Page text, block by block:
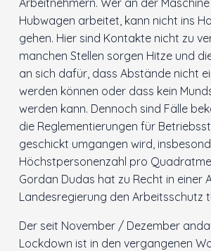
Hubwagen arbeitet, kann nicht ins
gehen. Hier sind Kontakte nicht zu
manchen Stellen sorgen Hitze und
an sich dafür, dass Abstände nicht
werden können oder dass kein
werden kann. Dennoch sind Fälle
die Reglementierungen für
geschickt umgangen wird,
Höchstpersonenzahl pro
Gordan Dudas hat zu Recht in einer
Landesregierung den Arbeitsschutz
Der seit November / Dezember
Lockdown ist in den vergangenen